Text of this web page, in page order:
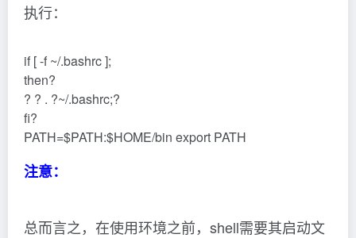
执行：
if [ -f ~/.bashrc ];
then?
? ? . ?~/.bashrc;?
fi?
PATH=$PATH:$HOME/bin export PATH
注意：
总而言之，在使用环境之前，shell需要其启动文